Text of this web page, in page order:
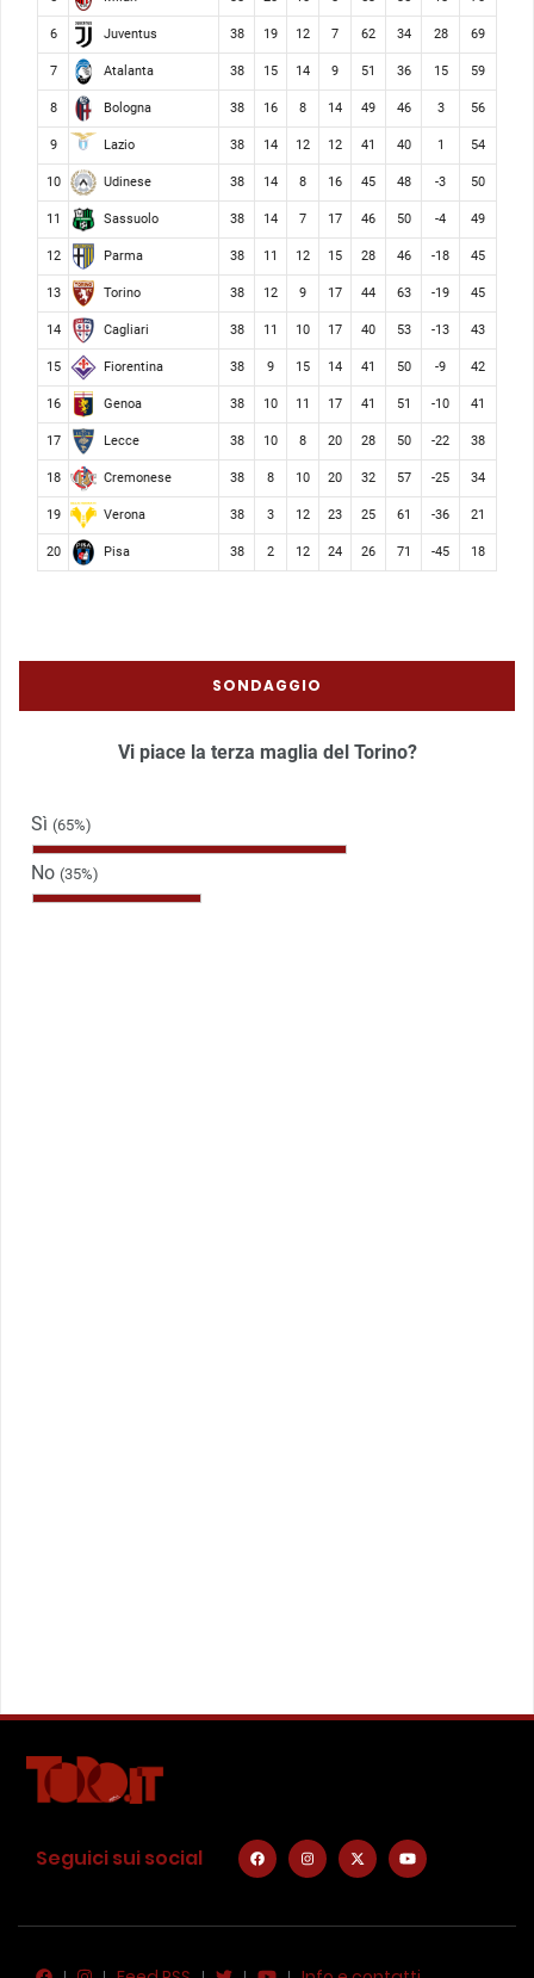
6 Juventus 38 19 12 7 62 34 28 69
7 Atalanta 38 15 14 9 51 36 15 59
8 Bologna 38 16 8 14 49 46 3 56
9 Lazio 38 14 12 12 41 40 1 54
10 Udinese 38 14 8 16 45 48 -3 50
11 Sassuolo 38 14 7 17 46 50 -4 49
12 Parma 38 11 12 15 28 46 -18 45
13 Torino 38 12 9 17 44 63 -19 45
14 Cagliari 38 11 10 17 40 53 -13 43
15 Fiorentina 38 9 15 14 41 50 -9 42
16 Genoa 38 10 11 17 41 51 -10 41
17 Lecce 38 10 8 20 28 50 -22 38
18 Cremonese 38 8 10 20 32 57 -25 34
19 Verona 38 3 12 23 25 61 -36 21
20 Pisa 38 2 12 24 26 71 -45 18
SONDAGGIO
Vi piace la terza maglia del Torino?
Sì (65%)
No (35%)
Seguici sui social